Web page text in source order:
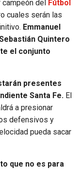
del Fútbol
cuales serán las
Emmanuel
Quintero
el conjunto
presentes
Santa Fe. El
a presionar
defensivos y
pueda sacar
que no es para